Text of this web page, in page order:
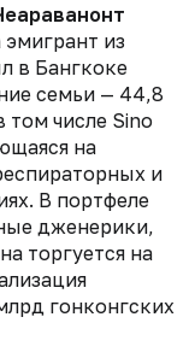
из
в Бангкоке
семьи — 44,8
числе Sino
на
и
В портфеле
дженерики,
торгуется на
гонконгских